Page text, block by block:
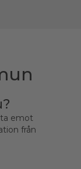
ta emot
från